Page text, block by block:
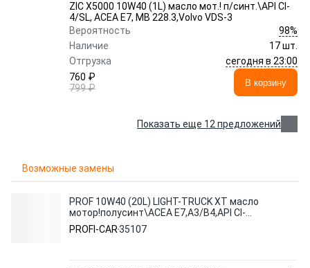
ZIC X5000 10W40 (1L) масло мот.! п/синт.\API CI-
4/SL, ACEA E7, MB 228.3,Volvo VDS-3
Вероятность
98%
Наличие
17 шт.
Отгрузка
сегодня в 23:00
760 ₽
799 ₽
В корзину
Показать еще 12 предложений
Возможные замены
PROF 10W40 (20L) LIGHT-TRUCK XT масло
мотор!полусинт\ACEA E7,A3/B4,API CI-
4/SL,MB 228.3,Volvo VDS-3
PROFI-CAR35107